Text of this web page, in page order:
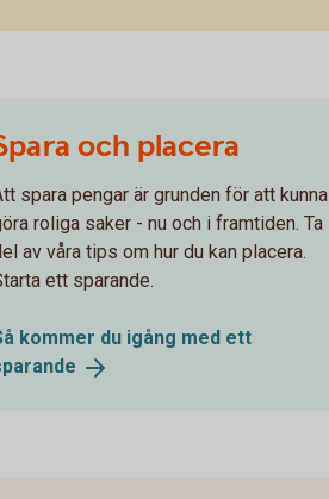
och placera
spara pengar är grunden för att kunna
roliga saker - nu och i framtiden. Ta
av våra tips om hur du kan placera.
ett sparande.
kommer du igång med ett